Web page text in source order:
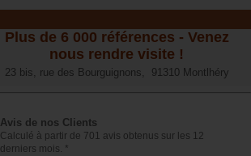
Plus de 6 000 références - Venez
nous rendre visite !
23 bis, rue des Bourguignons, 91310 Montlhéry
Avis de nos Clients
Calculé à partir de 701 avis obtenus sur les 12
derniers mois. *